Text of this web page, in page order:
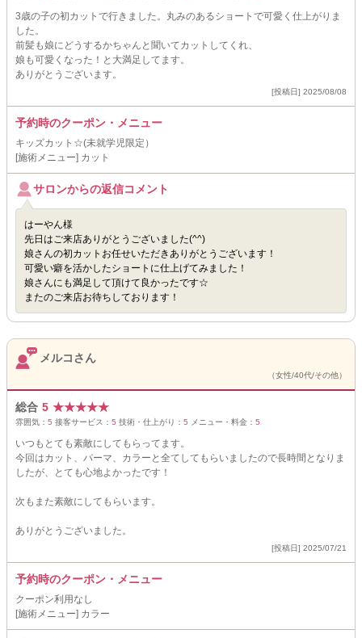
3歳の子の初カットで行きました。丸みのあるショートで可愛く仕上がりま
した。
前髪も娘にどうするかちゃんと聞いてカットしてくれ、
娘も可愛くなった！と大満足してます。
ありがとうございます。
[投稿日] 2025/08/08
予約時のクーポン・メニュー
キッズカット☆(未就学児限定）
[施術メニュー] カット
サロンからの返信コメント
はーやん様
先日はご来店ありがとうございました(^^)
娘さんの初カットお任せいただきありがとうございます！
可愛い癖を活かしたショートに仕上げてみました！
娘さんにも満足して頂けて良かったです☆
またのご来店お待ちしております！
メルコさん
（女性/40代/その他）
総合 5 ★★★★★
雰囲気： 5 接客サービス： 5 技術・仕上がり： 5 メニュー・料金： 5
いつもとても素敵にしてもらってます。
今回はカット、パーマ、カラーと全てしてもらいましたので長時間となりま
したが、とても心地よかったです！
次もまた素敵にしてもらいます。
ありがとうございました。
[投稿日] 2025/07/21
予約時のクーポン・メニュー
クーポン利用なし
[施術メニュー] カラー